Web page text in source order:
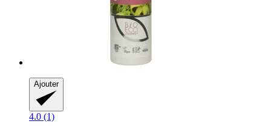
Ajouter
4.0 (1)